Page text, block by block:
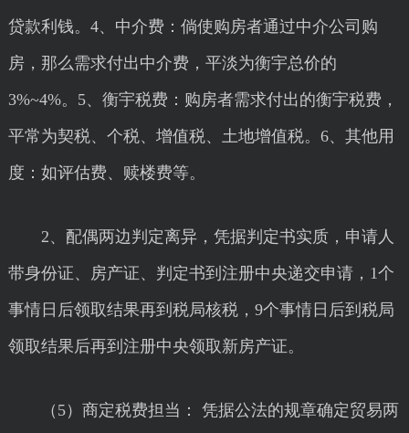
贷款利钱。4、中介费：倘使购房者通过中介公司购
房，那么需求付出中介费，平淡为衡宇总价的
3%~4%。5、衡宇税费：购房者需求付出的衡宇税费，
平常为契税、个税、增值税、土地增值税。6、其他用
度：如评估费、赎楼费等。
2、配偶两边判定离异，凭据判定书实质，申请人
带身份证、房产证、判定书到注册中央递交申请，1个
事情日后领取结果再到税局核税，9个事情日后到税局
领取结果后再到注册中央领取新房产证。
（5）商定税费担当： 凭据公法的规章确定贸易两